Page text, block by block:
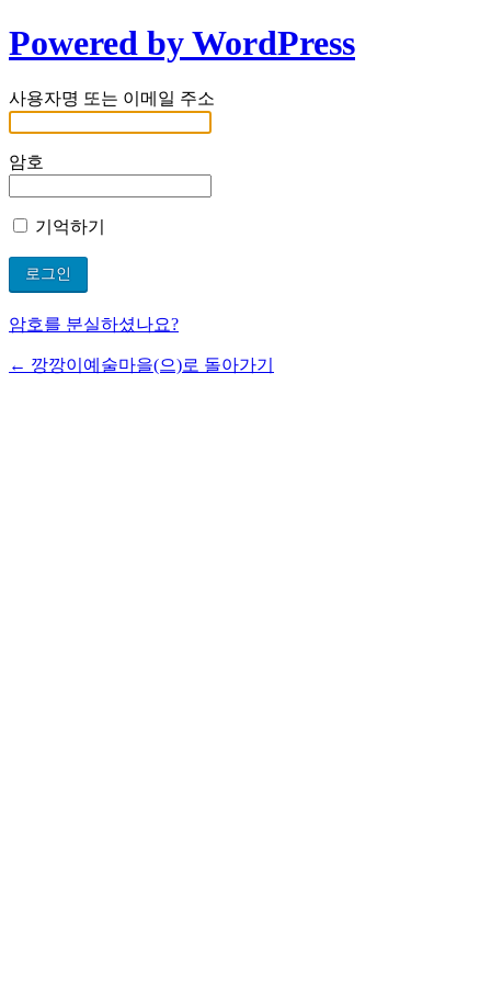
Powered by WordPress
사용자명 또는 이메일 주소
암호
기억하기
암호를 분실하셨나요?
← 깡깡이예술마을(으)로 돌아가기